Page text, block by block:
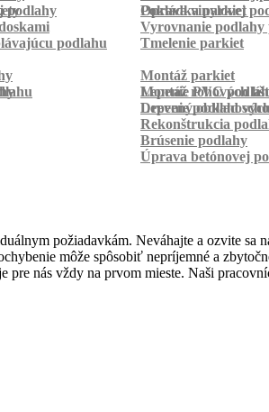
Pokládka parkiet
podlahy
Oprava vinylovej
Vyrovnanie podlahy
podlahu
Tmelenie parkiet
Montáž parkiet
Montáž rohových líšt
Lepenie PVC
Lepenie
Drevený obklad
Rekonštrukcia
Brúsenie podlahy
Úprava betónovej
požiadavkám. Neváhajte a ozvite sa
môže spôsobiť nepríjemné a
nás vždy na prvom mieste. Naši